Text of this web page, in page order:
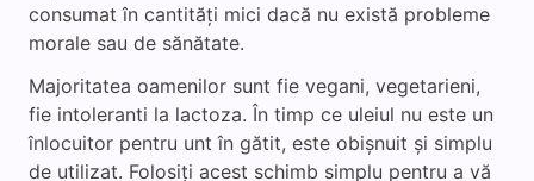
consumat în cantități mici dacă nu există probleme
morale sau de sănătate.
Majoritatea oamenilor sunt fie vegani, vegetarieni,
fie intoleranti la lactoza. În timp ce uleiul nu este un
înlocuitor pentru unt în gătit, este obișnuit și simplu
de utilizat. Folosiți acest schimb simplu pentru a vă